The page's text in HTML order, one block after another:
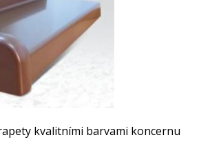
kvalitními barvami koncernu